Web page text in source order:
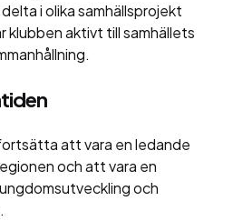
i olika samhällsprojekt
klubben aktivt till samhällets
att vara en ledande
och att vara en
och